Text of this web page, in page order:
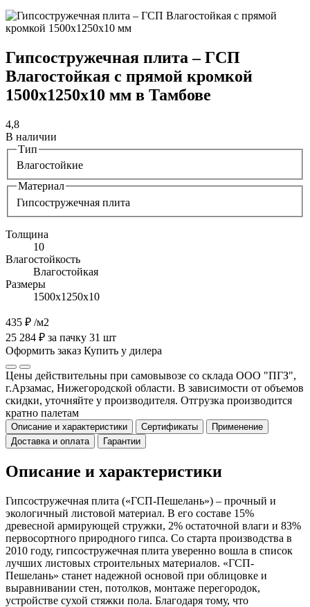
Гипсостружечная плита – ГСП
Влагостойкая с прямой кромкой
1500х1250х10 мм в Тамбове
4,8
В наличии
Тип
Влагостойкие
Материал
Гипсостружечная плита
Толщина
10
Влагостойкость
Влагостойкая
Размеры
1500х1250х10
435 ₽ /м2
25 284 ₽ за пачку 31 шт
Оформить заказ Купить у дилера
Цены действительны при самовывозе со склада ООО "ПГЗ",
г.Арзамас, Нижегородской области. В зависимости от объемов
скидки, уточняйте у производителя. Отгрузка производится
кратно палетам
Описание и характеристики Сертификаты
Применение
Доставка и оплата
Гарантии
Описание и характеристики
Гипсостружечная плита («ГСП-Пешелань») – прочный и
экологичный листовой материал. В его составе 15%
древесной армирующей стружки, 2% остаточной влаги и 83%
первосортного природного гипса. Со старта производства в
2010 году, гипсостружечная плита уверенно вошла в список
лучших листовых строительных материалов. «ГСП-
Пешелань» станет надежной основой при облицовке и
выравнивании стен, потолков, монтаже перегородок,
устройстве сухой стяжки пола. Благодаря тому, что